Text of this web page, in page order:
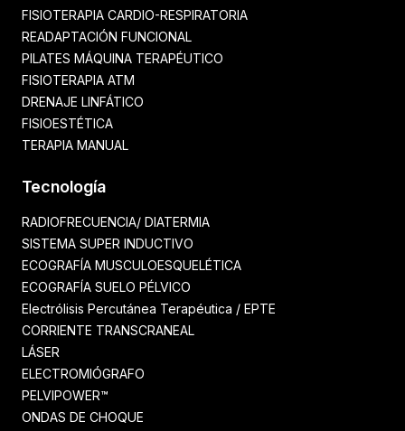
FISIOTERAPIA CARDIO-RESPIRATORIA
READAPTACIÓN FUNCIONAL
PILATES MÁQUINA TERAPÉUTICO
FISIOTERAPIA ATM
DRENAJE LINFÁTICO
FISIOESTÉTICA
TERAPIA MANUAL
Tecnología
RADIOFRECUENCIA/ DIATERMIA
SISTEMA SUPER INDUCTIVO
ECOGRAFÍA MUSCULOESQUELÉTICA
ECOGRAFÍA SUELO PÉLVICO
Electrólisis Percutánea Terapéutica / EPTE
CORRIENTE TRANSCRANEAL
LÁSER
ELECTROMIÓGRAFO
PELVIPOWER™
ONDAS DE CHOQUE